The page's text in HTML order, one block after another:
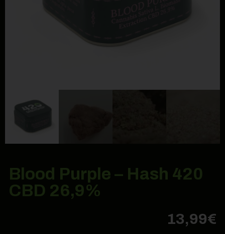
Blood Purple – Hash 420
CBD 26,9%
13,99€